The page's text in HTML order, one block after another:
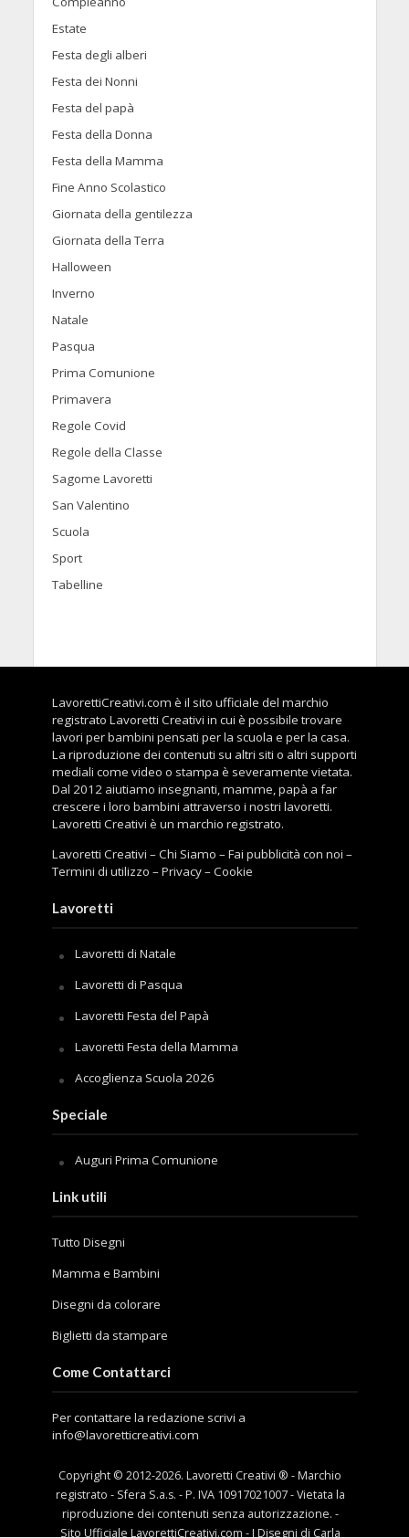
Estate
Festa degli alberi
Festa dei Nonni
Festa del papà
Festa della Donna
Festa della Mamma
Fine Anno Scolastico
Giornata della gentilezza
Giornata della Terra
Halloween
Inverno
Natale
Pasqua
Prima Comunione
Primavera
Regole Covid
Regole della Classe
Sagome Lavoretti
San Valentino
Scuola
Sport
Tabelline
LavorettiCreativi.com è il sito ufficiale del marchio
registrato Lavoretti Creativi in cui è possibile trovare
lavori per bambini pensati per la scuola e per la casa.
La riproduzione dei contenuti su altri siti o altri supporti
mediali come video o stampa è severamente vietata.
Dal 2012 aiutiamo insegnanti, mamme, papà a far
crescere i loro bambini attraverso i nostri lavoretti.
Lavoretti Creativi è un marchio registrato.
Lavoretti Creativi –Chi Siamo –Fai pubblicità con noi –
Termini di utilizzo –Privacy–Cookie
Lavoretti
Lavoretti di Natale
Lavoretti di Pasqua
Lavoretti Festa del Papà
Lavoretti Festa della Mamma
Accoglienza Scuola 2026
Speciale
Auguri Prima Comunione
Link utili
Tutto Disegni
Mamma e Bambini
Disegni da colorare
Biglietti da stampare
Come Contattarci
Per contattare la redazione scrivi a
info@lavoretticreativi.com
Copyright © 2012-2026. Lavoretti Creativi ® - Marchio
registrato - Sfera S.a.s. - P. IVA 10917021007 - Vietata la
riproduzione dei contenuti senza autorizzazione. -
Sito Ufficiale LavorettiCreativi.com - I Disegni di Carla